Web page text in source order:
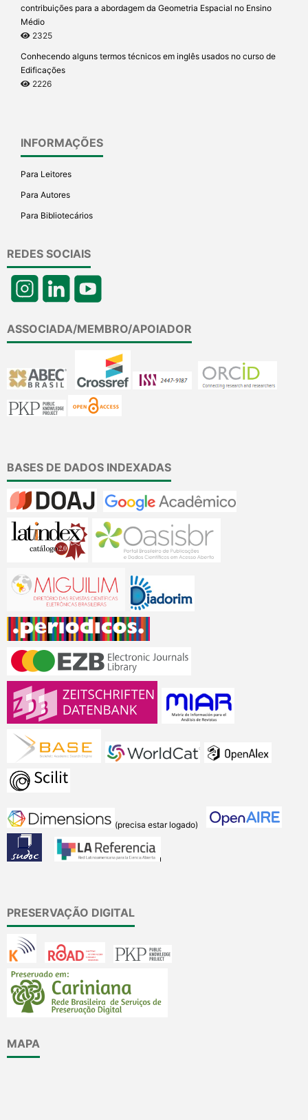
contribuições para a abordagem da Geometria Espacial no Ensino
Médio
2325
Conhecendo alguns termos técnicos em inglês usados no curso de
Edificações
2226
INFORMAÇÕES
Para Leitores
Para Autores
Para Bibliotecários
REDES SOCIAIS
ASSOCIADA/MEMBRO/APOIADOR
BASES DE DADOS INDEXADAS
(precisa estar logado)
PRESERVAÇÃO DIGITAL
MAPA